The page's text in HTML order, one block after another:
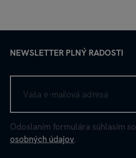
NEWSLETTER PLNÝ RADOSTI
Odoslaním formulára súhlasím so
osobných údajov.